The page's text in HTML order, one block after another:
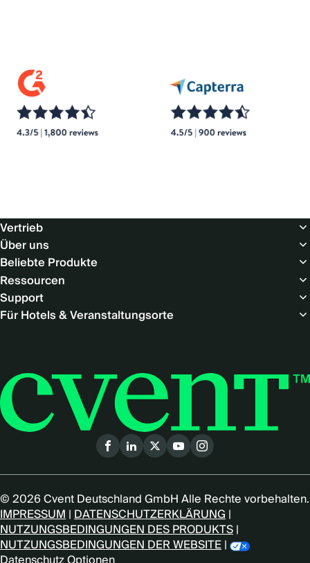
Footer
(Europe
-
DE)
Vertrieb
Über uns
Beliebte Produkte
Ressourcen
Support
Für Hotels & Veranstaltungsorte
Social
menu
(German)
© 2026 Cvent Deutschland GmbH Alle Rechte vorbehalten.
IMPRESSUM|DATENSCHUTZERKLÄRUNG|
NUTZUNGSBEDINGUNGEN DES PRODUKTS|
NUTZUNGSBEDINGUNGEN DER WEBSITE|